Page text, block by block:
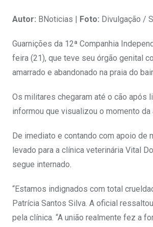
Autor: BNoticias | Foto: Divulgação /
Guarnições da 12ª Companhia
feira (21), que teve seu órgão genital
amarrado e abandonado na praia do
Os militares chegaram até o cão após
informou que visualizou o momento da
De imediato e contando com apoio de
levado para a clínica veterinária Vital
segue internado.
“Estamos indignados com total
Patrícia Santos Silva. A oficial
pela clínica. “A união realmente fez a